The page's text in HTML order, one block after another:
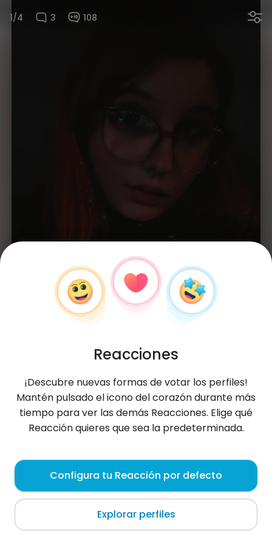
1/4 3 108
Paula, 30
Detmold
Jestem tu tylko dla grup // Chcesz napisać proszę!
bez wul. bez głupich tekstów Pozdrowienia
Reacciones
¡Descubre nuevas formas de votar los perfiles!
Mantén pulsado el icono del corazón durante más
tiempo para ver las demás Reacciones. Elige qué
Reacción quieres que sea la predeterminada.
Configura tu Reacción por defecto
Explorar perfiles